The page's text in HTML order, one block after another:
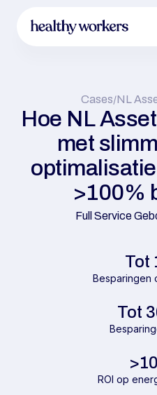
Cases/NL
Hoe NL
met
>100%
Full Service
Tot
Besparingen
Tot
ROI op